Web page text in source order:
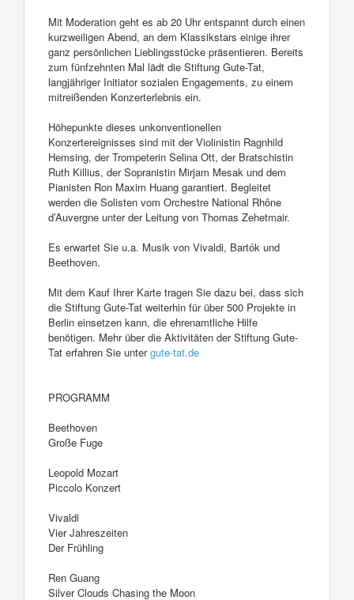
Mit Moderation geht es ab 20 Uhr entspannt durch einen
kurzweiligen Abend, an dem Klassikstars einige ihrer
ganz persönlichen Lieblingsstücke präsentieren. Bereits
zum fünfzehnten Mal lädt die Stiftung Gute-Tat,
langjähriger Initiator sozialen Engagements, zu einem
mitreißenden Konzerterlebnis ein.
Höhepunkte dieses unkonventionellen
Konzertereignisses sind mit der Violinistin Ragnhild
Hemsing, der Trompeterin Selina Ott, der Bratschistin
Ruth Killius, der Sopranistin Mirjam Mesak und dem
Pianisten Ron Maxim Huang garantiert. Begleitet
werden die Solisten vom Orchestre National Rhône
d’Auvergne unter der Leitung von Thomas Zehetmair.
Es erwartet Sie u.a. Musik von Vivaldi, Bartók und
Beethoven.
Mit dem Kauf Ihrer Karte tragen Sie dazu bei, dass sich
die Stiftung Gute-Tat weiterhin für über 500 Projekte in
Berlin einsetzen kann, die ehrenamtliche Hilfe
benötigen. Mehr über die Aktivitäten der Stiftung Gute-
Tat erfahren Sie untergute-tat.de
PROGRAMM
Beethoven
Große Fuge
Leopold Mozart
Piccolo Konzert
Vivaldi
Vier Jahreszeiten
Der Frühling
Ren Guang
Silver Clouds Chasing the Moon